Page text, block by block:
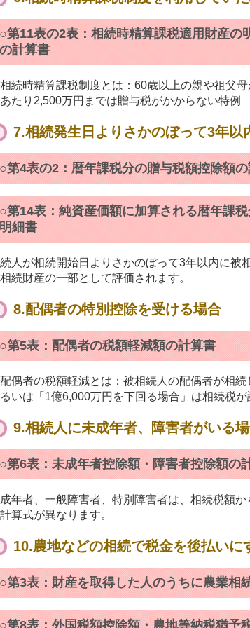
○第11表の2表：相続時精算課税適用財産
の計算書
続時精算課税制度とは：60歳以上の親や祖父
あたり2,500万円までは贈与税がかからない特例
7.相続発生日よりさかのぼって3年
○第4表の2：暦年課税分の贈与税額控除額
○第14表：純資産価額に加算される暦年課
明細書
人が相続開始日よりさかのぼって3年以内に被
続財産の一部として評価されます。
8.配偶者の特別控除を受ける場合
○第5表：配偶者の税額軽減額の計算書
偶者の税額軽減とは：被相続人の配偶者が相続
いは「1億6,000万円を下回る場合」は相続税
9.相続人に未成年者、障害者がいる
○第6表：未成年者控除額・障害者控除額の
年者、一般障害者、特別障害者は、相続税額
算式が異なります。
10.農地などの相続で税金を後払いに
○第3表：財産を取得した人のうちに農業相
○第8表：外国税額控除額・農地等納税猶予